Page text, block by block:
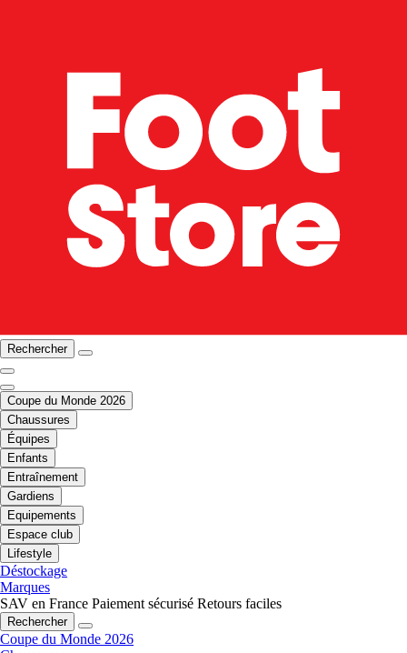
Rechercher
Coupe du Monde 2026
Chaussures
Équipes
Enfants
Entraînement
Gardiens
Equipements
Espace club
Lifestyle
Déstockage
Marques
SAV en France Paiement sécurisé Retours faciles
Rechercher
Coupe du Monde 2026